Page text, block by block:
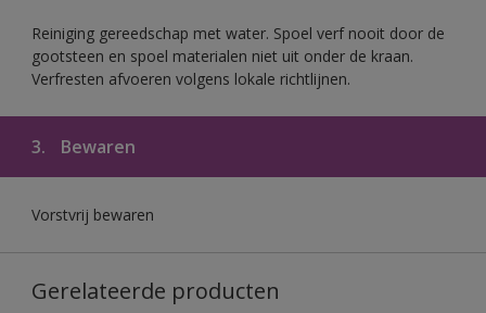
Reiniging gereedschap met water. Spoel verf nooit door de
gootsteen en spoel materialen niet uit onder de kraan.
Verfresten afvoeren volgens lokale richtlijnen.
3. Bewaren
Vorstvrij bewaren
Gerelateerde producten